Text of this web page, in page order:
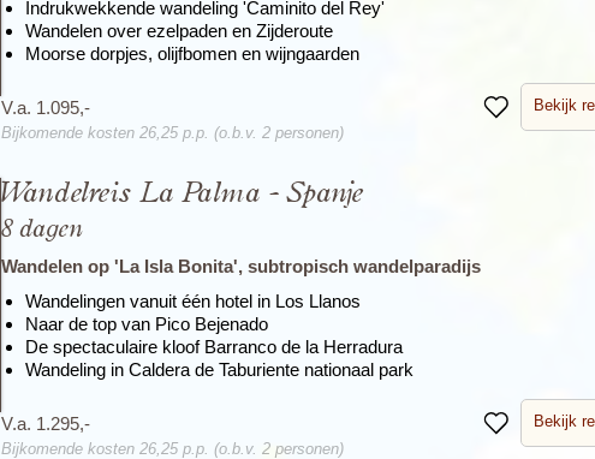
Indrukwekkende wandeling 'Caminito del Rey'
Wandelen over ezelpaden en Zijderoute
Moorse dorpjes, olijfbomen en wijngaarden
V.a. 1.095,- Bewaren
Bekijk
Bijkomende kosten 26,25 p.p. (o.b.v. 2 personen)
Wandelreis La Palma - Spanje
8 dagen
Wandelen op 'La Isla Bonita', subtropisch wandelparadijs
Wandelingen vanuit één hotel in Los Llanos
Naar de top van Pico Bejenado
De spectaculaire kloof Barranco de la Herradura
Wandeling in Caldera de Taburiente nationaal park
V.a. 1.295,- Bewaren
Bekijk
Bijkomende kosten 26,25 p.p. (o.b.v. 2 personen)